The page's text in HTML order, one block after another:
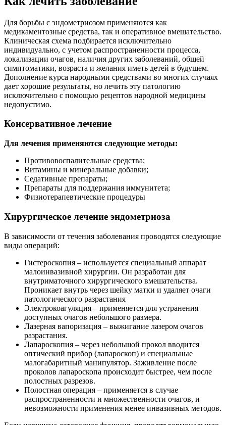
Седативные препараты;
Препараты для поддержания иммунитета;
Физиотерапевтические процедуры
Хирургическое лечение эндометриоза
В зависимости от течения заболевания проводятся следующие
виды операций:
Гистероскопия – используется специальный аппарат
внутриматочного хирургического вмешательства.
Проникает внутрь через шейку матки и удаляет очаги
Электрокоагуляция – применяется для устранения
доступных очагов небольшого размера.
Лазерная вапоризация – выжигание лазером очагов
разрастания.
Лапароскопия – через небольшой прокол вводится
оптический прибор (лапароскоп) и специальные
малогабаритный манипулятор. Заживление после
полостных разрезов.
распространенности и множественности очагов, и
невозможности применения менее инвазивных методов.
Если нарушена детородная функция, проводят гормональную
терапию, и хирургическим путем восстанавливают
проходимость маточных труб. Если женщине за 40, и она не
планирует беременеть, рекомендуется хирургическое
иссечение пораженной части половых органов.
Хирургические методы
Еще в недавнем прошлом хирургическое лечение этого
заболевания заключалось в удалении матки и придатков.
Сейчас такое радикальное вмешательство применяют лишь в
исключительных случаях при тяжелых формах.
Преимущественно используют метод лапароскопии,
позволяющий сохранить органы даже при тяжелом течении.
Патологические очаги удаляются или прижигаются с
помощью лазера или способом электрокоагуляции.
Среди показаний к хирургическому вмешательству: